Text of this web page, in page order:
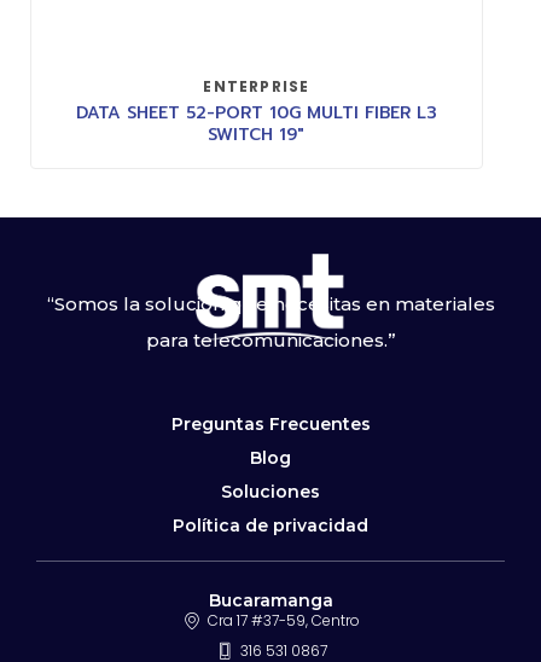
ENTERPRISE
DATA SHEET 52-PORT 10G MULTI FIBER L3
SWITCH 19″
“Somos la solución que necesitas en materiales
para telecomunicaciones.”
Preguntas Frecuentes
Blog
Soluciones
Política de privacidad
Bucaramanga
Cra 17 #37-59, Centro
316 531 0867